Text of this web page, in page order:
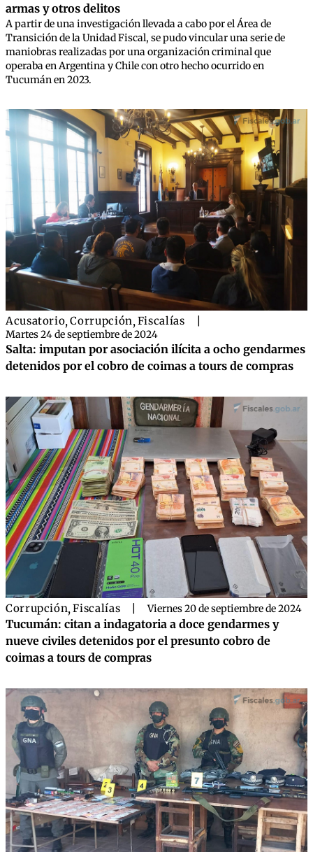
armas y otros delitos
A partir de una investigación llevada a cabo por el Área de
Transición de la Unidad Fiscal, se pudo vincular una serie de
maniobras realizadas por una organización criminal que
operaba en Argentina y Chile con otro hecho ocurrido en
Tucumán en 2023.
Acusatorio,Corrupción,Fiscalías
Martes 24 de septiembre de 2024
Salta: imputan por asociación ilícita a ocho gendarmes
detenidos por el cobro de coimas a tours de compras
Corrupción,Fiscalías Viernes 20 de septiembre de 2024
Tucumán: citan a indagatoria a doce gendarmes y
nueve civiles detenidos por el presunto cobro de
coimas a tours de compras